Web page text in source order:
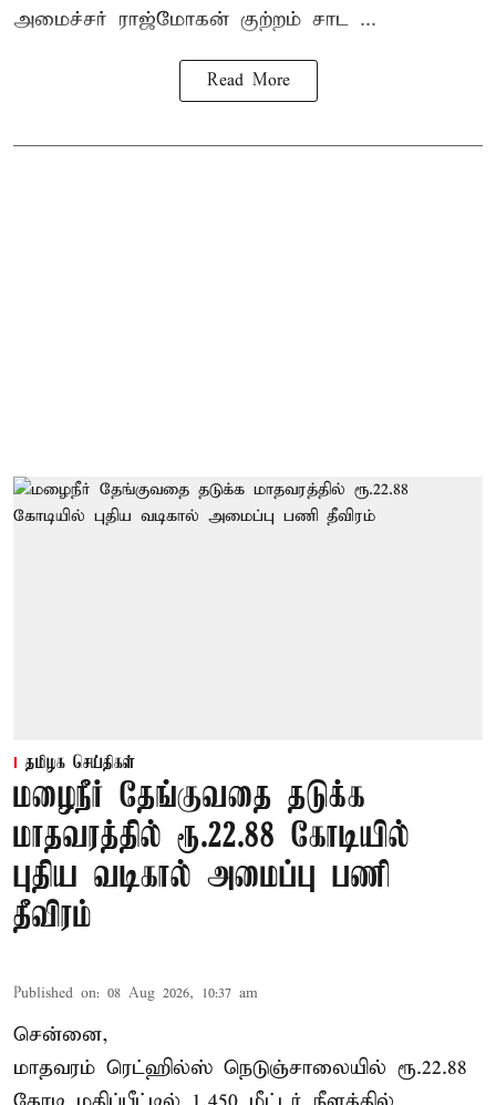
அமைச்சர் ராஜ்மோகன் குற்றம் சாட ...
Read More
தமிழக செய்திகள்
மழைநீர் தேங்குவதை தடுக்க
மாதவரத்தில் ரூ.22.88 கோடியில்
புதிய வடிகால் அமைப்பு பணி
தீவிரம்
Published on: 08 Aug 2026, 10:37 am
சென்னை,
மாதவரம் ரெட்ஹில்ஸ் நெடுஞ்சாலையில் ரூ.22.88